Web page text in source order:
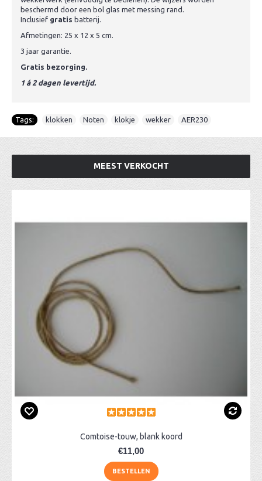
beschermd door een bol glas met messing rand.
Inclusief gratis batterij.
Afmetingen: 25 x 12 x 5 cm.
3 jaar garantie.
Gratis bezorging.
1 á 2 dagen levertijd.
Tags: klokken Noten klokje wekker AER230
MEEST VERKOCHT
Comtoise-touw, blank koord
€11,00
BESTELLEN